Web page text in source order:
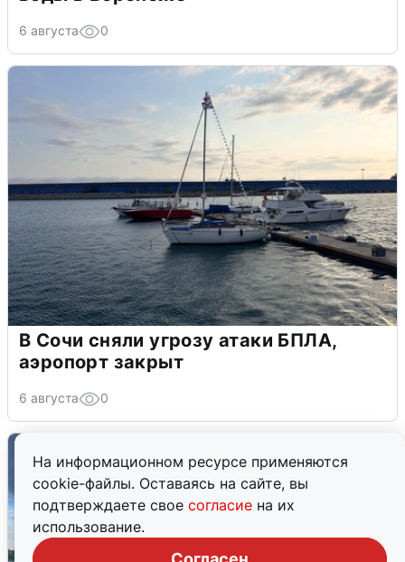
На информационном ресурсе применяются
cookie-файлы. Оставаясь на сайте, вы
подтверждаете свое согласие на их
использование.
6 августа 0
В Сочи сняли угрозу атаки БПЛА,
аэропорт закрыт
6 августа 0